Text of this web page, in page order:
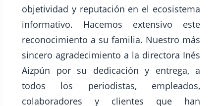
objetividad y reputación en el ecosistema
informativo. Hacemos extensivo este
reconocimiento a su familia. Nuestro más
sincero agradecimiento a la directora Inés
Aizpún por su dedicación y entrega, a
todos los periodistas, empleados,
colaboradores y clientes que han